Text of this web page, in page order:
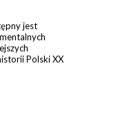
jest
Polski XX